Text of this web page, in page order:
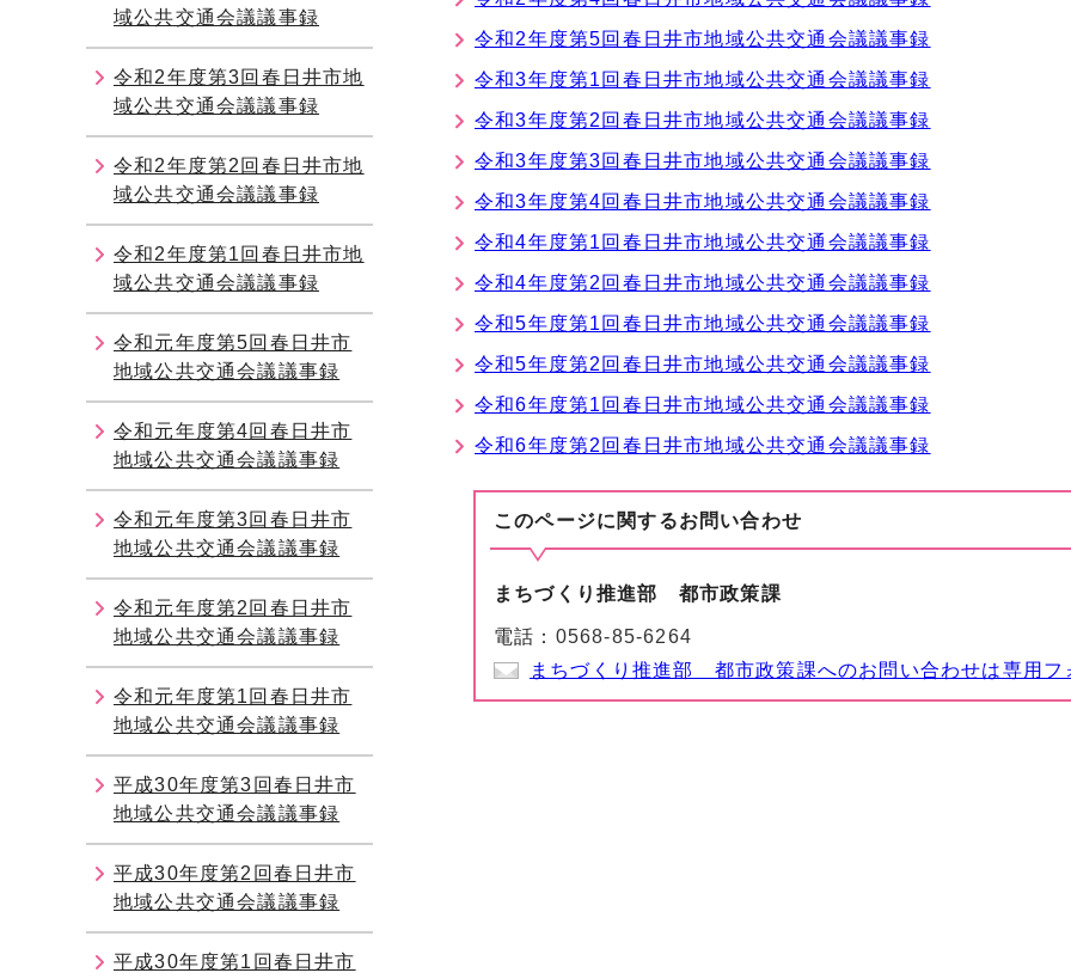
令和2年度第5回春日井市地域公共交通会議議事録
令和3年度第1回春日井市地域公共交通会議議事録
令和3年度第2回春日井市地域公共交通会議議事録
令和3年度第3回春日井市地域公共交通会議議事録
令和3年度第4回春日井市地域公共交通会議議事録
令和4年度第1回春日井市地域公共交通会議議事録
令和4年度第2回春日井市地域公共交通会議議事録
令和5年度第1回春日井市地域公共交通会議議事録
令和5年度第2回春日井市地域公共交通会議議事録
令和6年度第1回春日井市地域公共交通会議議事録
令和6年度第2回春日井市地域公共交通会議議事録
このページに関するお問い合わせ
まちづくり推進部 都市政策課
電話： 0568-85-6264
まちづくり推進部 都市政策課へのお問い合わせは専用フ
域公共交通会議議事録
令和2年度第3回春日井市地
域公共交通会議議事録
令和2年度第2回春日井市地
域公共交通会議議事録
令和2年度第1回春日井市地
域公共交通会議議事録
令和元年度第5回春日井市
地域公共交通会議議事録
令和元年度第4回春日井市
地域公共交通会議議事録
令和元年度第3回春日井市
地域公共交通会議議事録
令和元年度第2回春日井市
地域公共交通会議議事録
令和元年度第1回春日井市
地域公共交通会議議事録
平成30年度第3回春日井市
地域公共交通会議議事録
平成30年度第2回春日井市
地域公共交通会議議事録
平成30年度第1回春日井市